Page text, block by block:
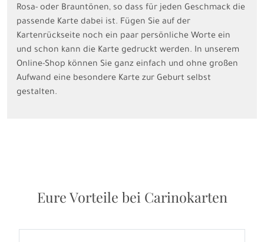
Rosa- oder Brauntönen, so dass für jeden Geschmack die
passende Karte dabei ist. Fügen Sie auf der
Kartenrückseite noch ein paar persönliche Worte ein
und schon kann die Karte gedruckt werden. In unserem
Online-Shop können Sie ganz einfach und ohne großen
Aufwand eine besondere Karte zur Geburt selbst
gestalten.
Eure Vorteile bei Carinokarten